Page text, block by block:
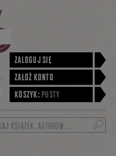
ZALOGUJ SIĘ
ZAŁÓŻ KONTO
KOSZYK: PUSTY